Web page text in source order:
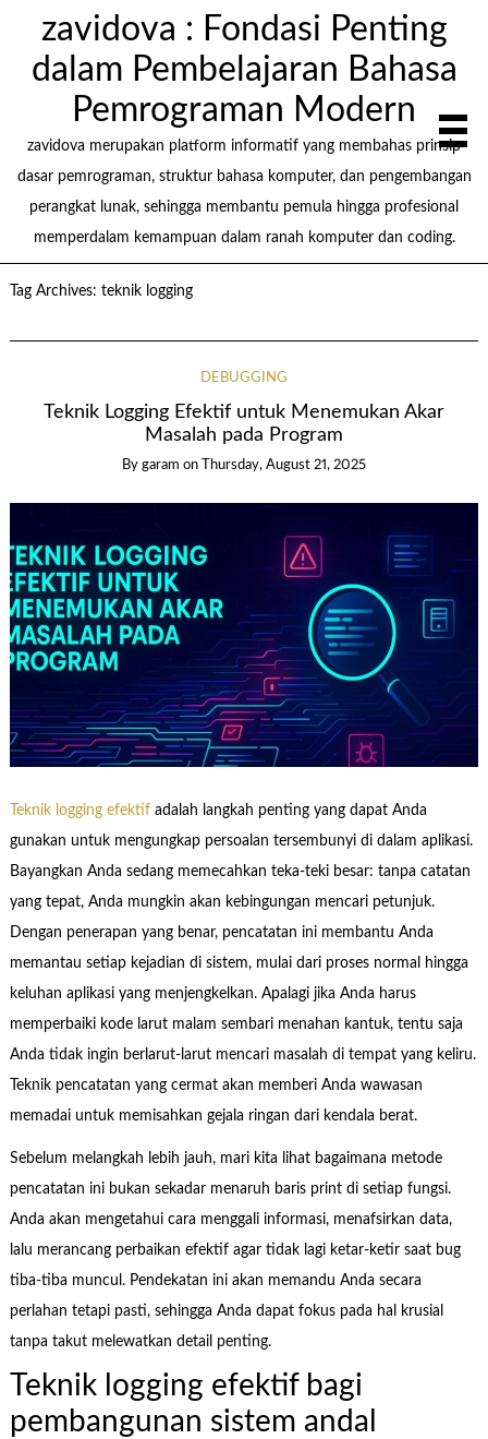
zavidova : Fondasi Penting
dalam Pembelajaran Bahasa
Pemrograman Modern
zavidova merupakan platform informatif yang membahas prinsip
dasar pemrograman, struktur bahasa komputer, dan pengembangan
perangkat lunak, sehingga membantu pemula hingga profesional
memperdalam kemampuan dalam ranah komputer dan coding.
Tag Archives: teknik logging
DEBUGGING
Teknik Logging Efektif untuk Menemukan Akar
Masalah pada Program
By garam on Thursday, August 21, 2025
Teknik logging efektifadalah langkah penting yang dapat Anda
gunakan untuk mengungkap persoalan tersembunyi di dalam aplikasi.
Bayangkan Anda sedang memecahkan teka-teki besar: tanpa catatan
yang tepat, Anda mungkin akan kebingungan mencari petunjuk.
Dengan penerapan yang benar, pencatatan ini membantu Anda
memantau setiap kejadian di sistem, mulai dari proses normal hingga
keluhan aplikasi yang menjengkelkan. Apalagi jika Anda harus
memperbaiki kode larut malam sembari menahan kantuk, tentu saja
Anda tidak ingin berlarut-larut mencari masalah di tempat yang keliru.
Teknik pencatatan yang cermat akan memberi Anda wawasan
memadai untuk memisahkan gejala ringan dari kendala berat.
Sebelum melangkah lebih jauh, mari kita lihat bagaimana metode
pencatatan ini bukan sekadar menaruh baris print di setiap fungsi.
Anda akan mengetahui cara menggali informasi, menafsirkan data,
lalu merancang perbaikan efektif agar tidak lagi ketar-ketir saat bug
tiba-tiba muncul. Pendekatan ini akan memandu Anda secara
perlahan tetapi pasti, sehingga Anda dapat fokus pada hal krusial
tanpa takut melewatkan detail penting.
Teknik logging efektif bagi
pembangunan sistem andal